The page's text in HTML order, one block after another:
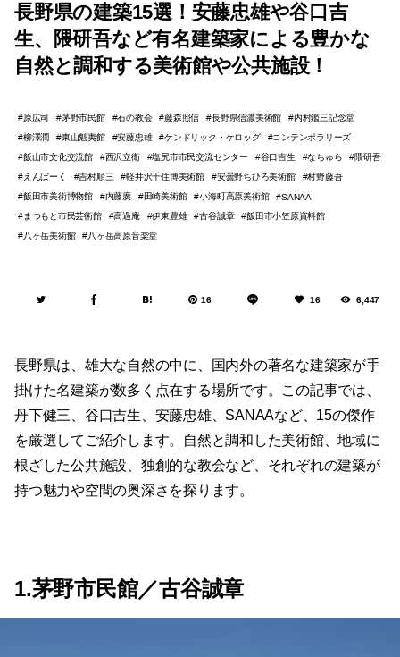
長野県の建築15選！安藤忠雄や谷口吉
生、隈研吾など有名建築家による豊かな
自然と調和する美術館や公共施設！
原広司 茅野市民館 石の教会 藤森照信 長野県信濃美術館
内村鑑三記念堂
柳澤潤
東山魁夷館 安藤忠雄 ケンドリック・ケロッグ
コンテンポラリーズ
飯山市文化交流館
西沢立衛 塩尻市市民交流センター 谷口吉生 なちゅら
隈研吾
えんぱーく
吉村順三 軽井沢千住博美術館 安曇野ちひろ美術館
村野藤吾
飯田市美術博物館
内藤廣 田崎美術館 小海町高原美術館
SANAA
まつもと市民芸術館
高過庵 伊東豊雄 古谷誠章
飯田市小笠原資料館
八ヶ岳美術館
八ヶ岳高原音楽堂
16 16 6,447
長野県は、雄大な自然の中に、国内外の著名な建築家が手
掛けた名建築が数多く点在する場所です。この記事では、
丹下健三、谷口吉生、安藤忠雄、SANAAなど、15の傑作
を厳選してご紹介します。自然と調和した美術館、地域に
根ざした公共施設、独創的な教会など、それぞれの建築が
持つ魅力や空間の奥深さを探ります。
1.茅野市民館／古谷誠章